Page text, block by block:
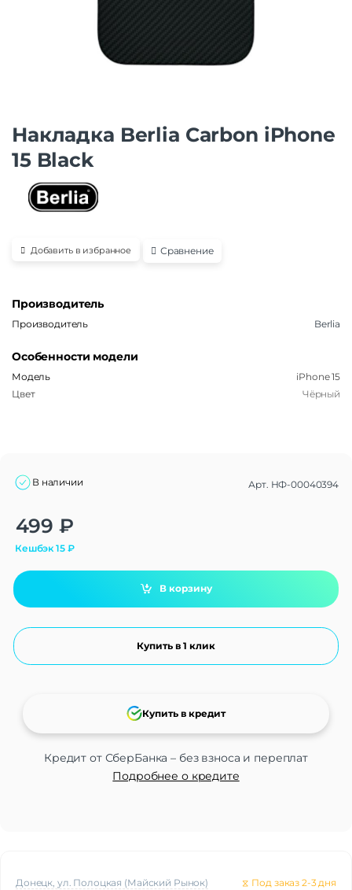
Накладка Berlia Carbon iPhone
15 Black
Добавить в избранное Сравнение
Производитель
Производитель Berlia
Особенности модели
Модель
iPhone 15
Цвет
Чёрный
В наличии Арт. НФ-00040394
499 ₽
Кешбэк15₽
В корзину
Купить в 1 клик
Кредит от СберБанка – без взноса и переплат
Подробнее о кредите
Купить в кредит
Alternative:
Донецк, ул. Полоцкая (Майский Рынок) ⧖ Под заказ 2-3 дня